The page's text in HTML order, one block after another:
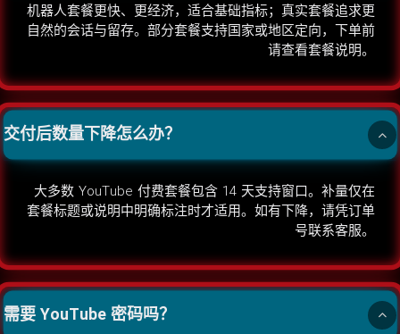
机器人套餐更快、更经济，适合基础指标；真实套餐追求更
自然的会话与留存。部分套餐支持国家或地区定向，下单前
请查看套餐说明。
交付后数量下降怎么办？
大多数 YouTube 付费套餐包含 14 天支持窗口。补量仅在
套餐标题或说明中明确标注时才适用。如有下降，请凭订单
号联系客服。
需要 YouTube 密码吗？